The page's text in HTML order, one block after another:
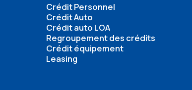
Crédit Personnel
Crédit Auto
Crédit auto LOA
Regroupement des crédits
Crédit équipement
Leasing